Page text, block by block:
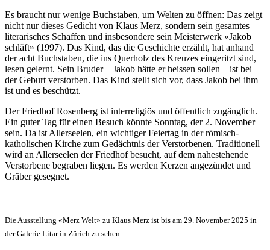
Es braucht nur wenige Buchstaben, um Welten zu öffnen: Das zeigt
nicht nur dieses Gedicht von Klaus Merz, sondern sein gesamtes
literarisches Schaffen und insbesondere sein Meisterwerk «Jakob
schläft» (1997). Das Kind, das die Geschichte erzählt, hat anhand
der acht Buchstaben, die ins Querholz des Kreuzes eingeritzt sind,
lesen gelernt. Sein Bruder – Jakob hätte er heissen sollen – ist bei
der Geburt verstorben. Das Kind stellt sich vor, dass Jakob bei ihm
ist und es beschützt.
Der Friedhof Rosenberg ist interreligiös und öffentlich zugänglich.
Ein guter Tag für einen Besuch könnte Sonntag, der 2. November
sein. Da ist Allerseelen, ein wichtiger Feiertag in der römisch-
katholischen Kirche zum Gedächtnis der Verstorbenen. Traditionell
wird an Allerseelen der Friedhof besucht, auf dem nahestehende
Verstorbene begraben liegen. Es werden Kerzen angezündet und
Gräber gesegnet.
Die Ausstellung «Merz Welt» zu Klaus Merz ist bis am 29. November 2025 in
der Galerie Litar in Zürich zu sehen.